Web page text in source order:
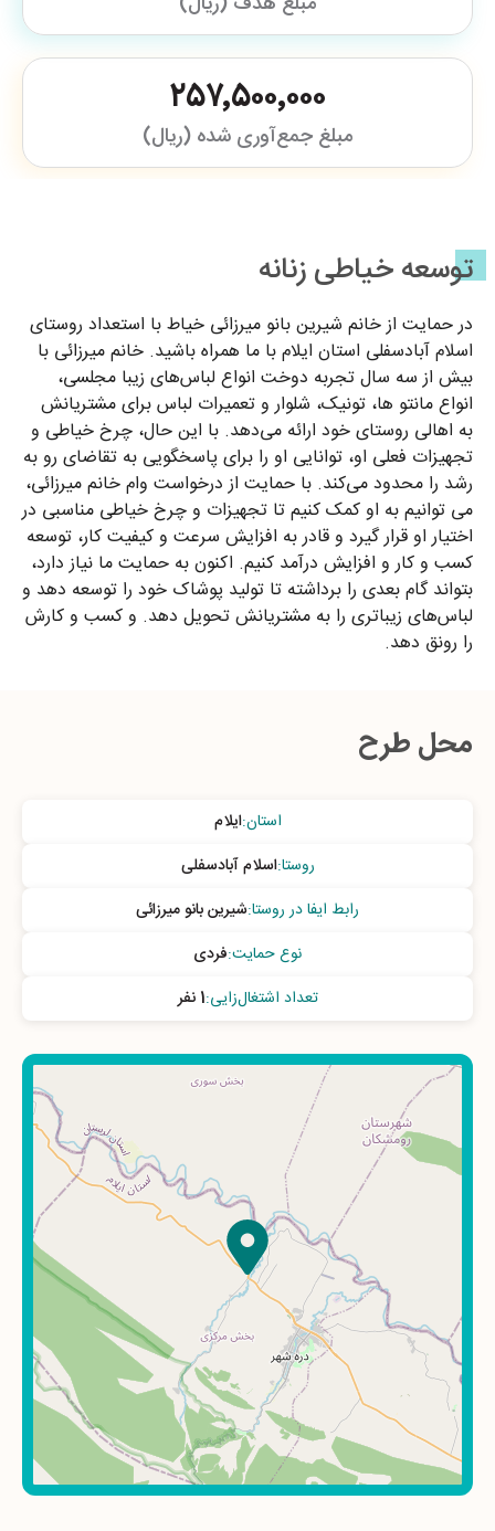
۲۵۷٬۵۰۰٬۰۰۰
مبلغ جمع‌آوری شده (ریال)
توسعه خیاطی زنانه
در حمایت از خانم شیرین بانو میرزائی خیاط با استعداد روستای
اسلام آبادسفلی استان ایلام با ما همراه باشید. خانم میرزائی با
بیش از سه سال تجربه دوخت انواع لباس‌های زیبا مجلسی،
انواع مانتو ها، تونیک، شلوار و تعمیرات لباس برای مشتریانش
به اهالی روستای خود ارائه می‌دهد. با این حال، چرخ خیاطی و
تجهیزات فعلی او، توانایی او را برای پاسخگویی به تقاضای رو به
رشد را محدود می‌کند. با حمایت از درخواست وام خانم میرزائی،
می توانیم به او کمک کنیم تا تجهیزات و چرخ خیاطی مناسبی در
اختیار او قرار گیرد و قادر به افزایش سرعت و کیفیت کار، توسعه
کسب و کار و افزایش درآمد کنیم. اکنون به حمایت ما نیاز دارد،
بتواند گام بعدی را برداشته تا تولید پوشاک خود را توسعه دهد و
لباس‌های زیباتری را به مشتریانش تحویل دهد. و کسب و کارش
را رونق دهد.
محل طرح
استان:ایلام
روستا:اسلام آبادسفلی
رابط ایفا در روستا:شیرین بانو میرزائی
نوع حمایت:فردی
تعداد اشتغال‌زایی:1 نفر